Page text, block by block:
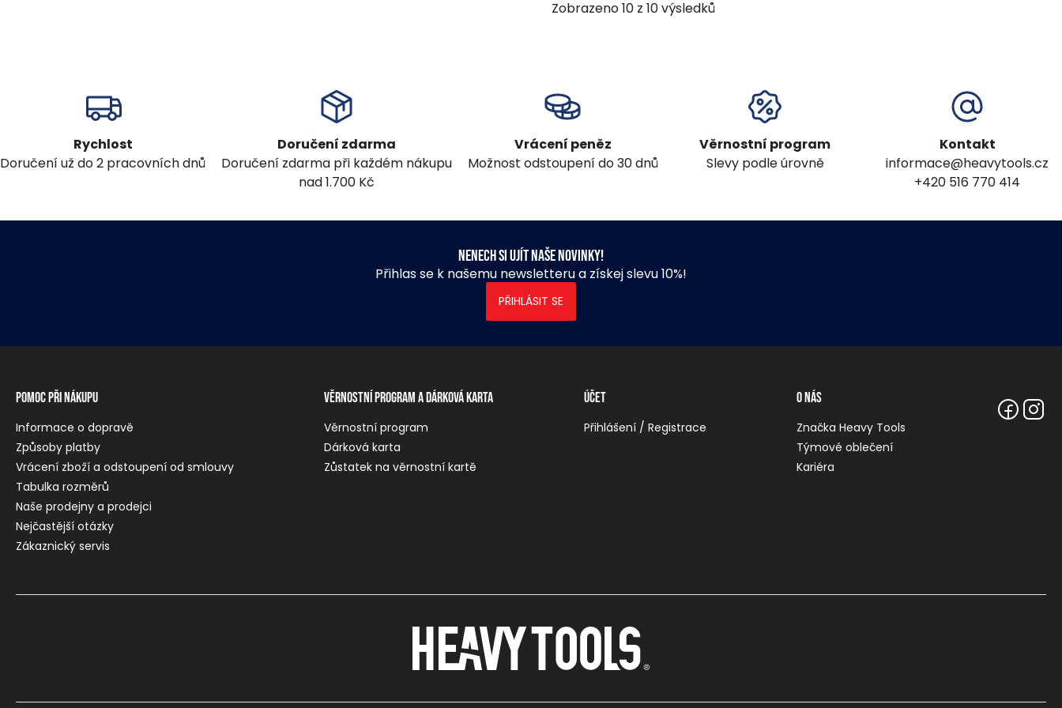
Zobrazeno10 z10výsledků
Rychlost
Doručení už do 2 pracovních dnů
Doručení zdarma
Doručení zdarma při každém nákupu
nad 1.700 Kč
Vrácení peněz
Možnost odstoupení do 30 dnů
Věrnostní program
Slevy podle úrovně
Kontakt
informace@heavytools.cz
+420 516 770 414
Nenech si ujít naše novinky!
Přihlas se k našemu newsletteru a získej slevu 10%!
PŘIHLÁSIT SE
Pomoc při nákupu
Informace o dopravě
Způsoby platby
Vrácení zboží a odstoupení od smlouvy
Tabulka rozměrů
Naše prodejny a prodejci
Nejčastější otázky
Zákaznický servis
Věrnostní program a dárková karta
Věrnostní program
Dárková karta
Zůstatek na věrnostní kartě
Účet
Přihlášení / Registrace
O nás
Značka Heavy Tools
Týmové oblečení
Kariéra